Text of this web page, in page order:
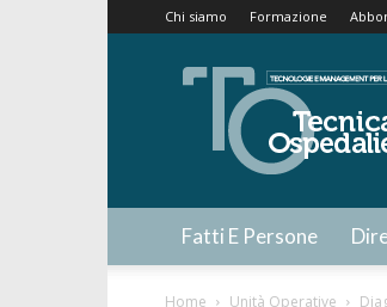
Chi siamo Formazione
Tecnica
Ospedaliera
Fatti E Persone
Home Unità Operative